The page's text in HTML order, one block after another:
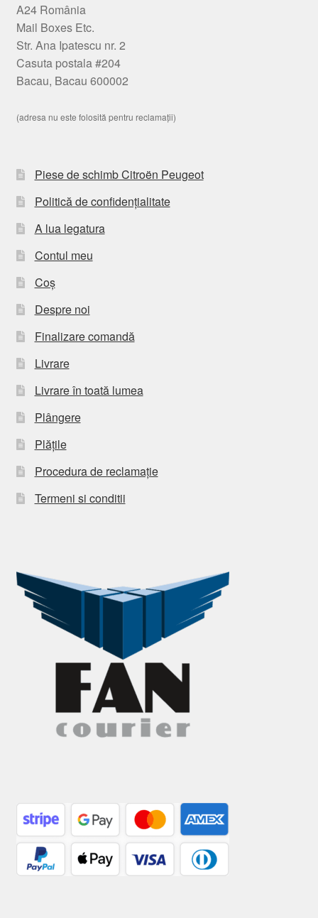
A24 România
Mail Boxes Etc.
Str. Ana Ipatescu nr. 2
Casuta postala #204
Bacau, Bacau 600002
(adresa nu este folosită pentru reclamații)
Piese de schimb Citroën Peugeot
Politică de confidențialitate
A lua legatura
Contul meu
Coș
Despre noi
Finalizare comandă
Livrare
Livrare în toată lumea
Plângere
Plățile
Procedura de reclamație
Termeni si conditii